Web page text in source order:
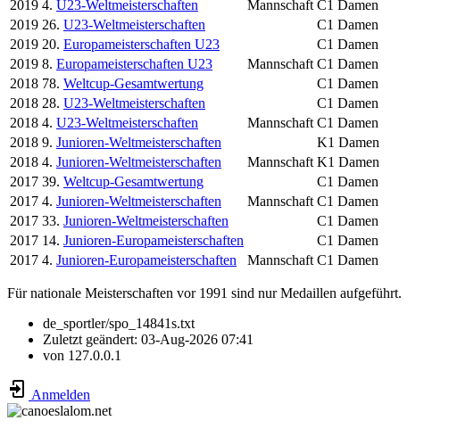
2019 4. U23-Weltmeisterschaften Mannschaft C1 Damen
2019 26. U23-Weltmeisterschaften
C1 Damen
2019 20. Europameisterschaften U23
C1 Damen
2019 8. Europameisterschaften U23 Mannschaft C1 Damen
2018 78. Weltcup-Gesamtwertung
C1 Damen
2018 28. U23-Weltmeisterschaften
C1 Damen
2018 4. U23-Weltmeisterschaften Mannschaft C1 Damen
2018 9. Junioren-Weltmeisterschaften
K1 Damen
2018 4. Junioren-Weltmeisterschaften Mannschaft K1 Damen
2017 39. Weltcup-Gesamtwertung
C1 Damen
2017 4. Junioren-Weltmeisterschaften Mannschaft C1 Damen
2017 33. Junioren-Weltmeisterschaften
C1 Damen
2017 14. Junioren-Europameisterschaften
C1 Damen
2017 4. Junioren-Europameisterschaften Mannschaft C1 Damen
Für nationale Meisterschaften vor 1991 sind nur Medaillen aufgeführt.
de_sportler/spo_14841s.txt
Zuletzt geändert: 03-Aug-2026 07:41
von 127.0.0.1
Anmelden